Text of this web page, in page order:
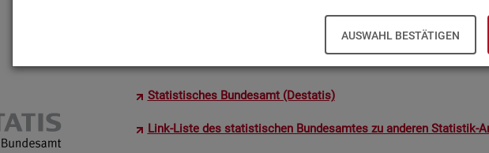
AUSWAHL BESTÄTIGEN
Wei­te­re Sta­tis­tik­an­ge­bo­te
Hier er­hal­ten Sie eine Aus­wahl wei­te­rer Sta­tis­tik­an­ge­bo­te an­de­rer
Sta­tis­ti­sches Bun­des­amt (De­sta­tis)
Link-Liste des sta­tis­ti­schen Bun­des­am­tes zu an­de­ren Sta­tis­tik-